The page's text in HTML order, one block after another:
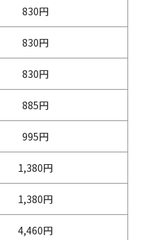
830円
830円
830円
885円
995円
1,380円
1,380円
4,460円